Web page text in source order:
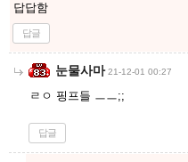
답답함
답글
눈물사마 21-12-01 00:27
ㄹㅇ 핑프들 ㅡㅡ;;
답글